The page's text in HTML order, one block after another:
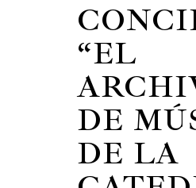
“EL
DE
DE LA